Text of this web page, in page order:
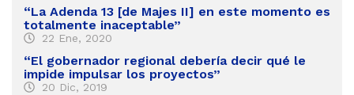
“La Adenda 13 [de Majes II] en este momento es
totalmente inaceptable”
22 Ene, 2020
“El gobernador regional debería decir qué le
impide impulsar los proyectos”
20 Dic, 2019